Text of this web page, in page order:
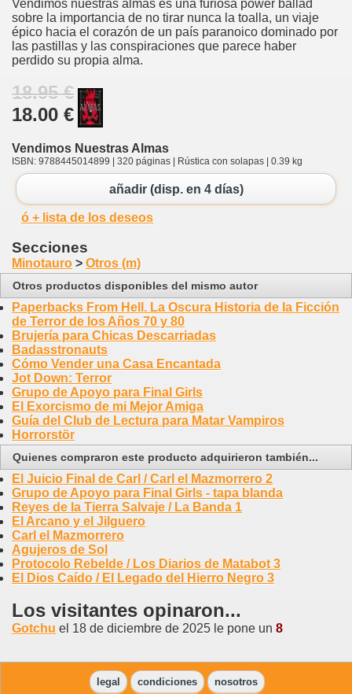
Vendimos nuestras almas es una furiosa power ballad
sobre la importancia de no tirar nunca la toalla, un viaje
épico hacia el corazón de un país paranoico dominado por
las pastillas y las conspiraciones que parece haber
perdido su propia alma.
18.95 €
18.00 €
Vendimos Nuestras Almas
ISBN: 9788445014899 | 320 páginas | Rústica con solapas | 0.39 kg
añadir (disp. en 4 días)
ó + lista de los deseos
Secciones
Minotauro > Otros (m)
Otros productos disponibles del mismo autor
Paperbacks From Hell. La Oscura Historia de la Ficción
de Terror de los Años 70 y 80
Brujería para Chicas Descarriadas
Badasstronauts
Cómo Vender una Casa Encantada
Jot Down: Terror
Grupo de Apoyo para Final Girls
El Exorcismo de mi Mejor Amiga
Guía del Club de Lectura para Matar Vampiros
Horrorstör
Quienes compraron este producto adquirieron también...
El Juicio Final de Carl / Carl el Mazmorrero 2
Grupo de Apoyo para Final Girls - tapa blanda
Reyes de la Tierra Salvaje / La Banda 1
El Arcano y el Jilguero
Carl el Mazmorrero
Agujeros de Sol
Protocolo Rebelde / Los Diarios de Matabot 3
El Dios Caído / El Legado del Hierro Negro 3
Los visitantes opinaron...
Gotchu el 18 de diciembre de 2025 le pone un 8
legal condiciones nosotros